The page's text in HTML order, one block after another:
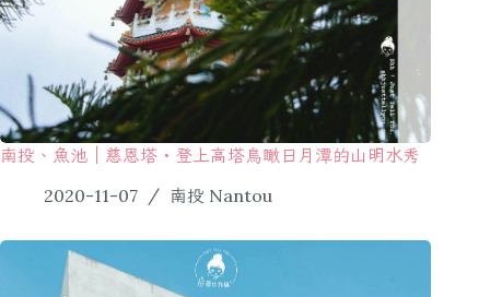
南投、魚池｜慈恩塔・登上高塔鳥瞰日月潭的山明水秀
2020-11-07
南投 Nantou